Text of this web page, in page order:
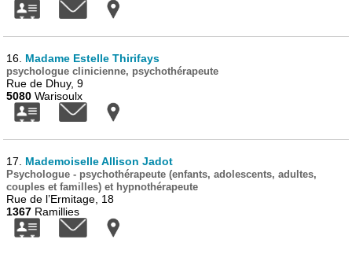
16. Madame Estelle Thirifays
psychologue clinicienne, psychothérapeute
Rue de Dhuy, 9
5080 Warisoulx
17. Mademoiselle Allison Jadot
Psychologue - psychothérapeute (enfants, adolescents, adultes,
couples et familles) et hypnothérapeute
Rue de l’Ermitage, 18
1367 Ramillies